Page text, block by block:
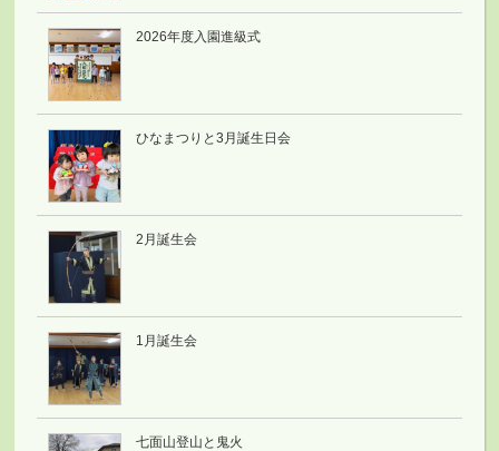
2026年度入園進級式
ひなまつりと3月誕生日会
2月誕生会
1月誕生会
七面山登山と鬼火